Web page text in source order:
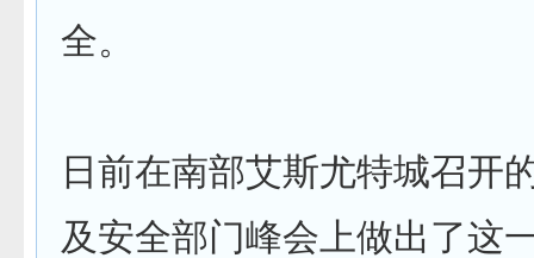
全。
日前在南部艾斯尤特城召开
及安全部门峰会上做出了这